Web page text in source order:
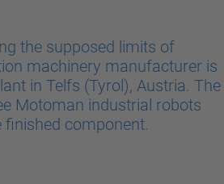
the supposed limits of
machinery manufacturer is
in Telfs (Tyrol), Austria. The
Motoman industrial robots
component.